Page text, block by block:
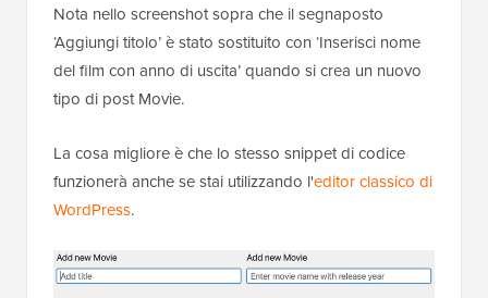
Nota nello screenshot sopra che il segnaposto
‘Aggiungi titolo’ è stato sostituito con ‘Inserisci nome
del film con anno di uscita’ quando si crea un nuovo
tipo di post Movie.
La cosa migliore è che lo stesso snippet di codice
funzionerà anche se stai utilizzando l'editor classico di
WordPress.